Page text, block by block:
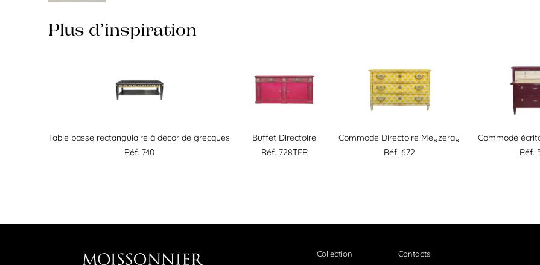
Plus d’inspiration
Table basse rectangulaire à décor de grecques
Réf. 740
Buffet Directoire
Réf. 728TER
Commode Directoire Meyzeray
Réf. 672
Commode
Réf.
Collection Contacts